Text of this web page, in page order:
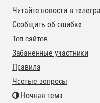
Читайте новости в
Сообщить об ошибке
Топ сайтов
Забаненные участники
Правила
Частые вопросы
Ночная тема